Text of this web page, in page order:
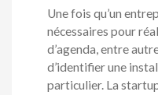
Une fois qu’un
nécessaires pour
d’agenda, entre
d’identifier une
particulier. La